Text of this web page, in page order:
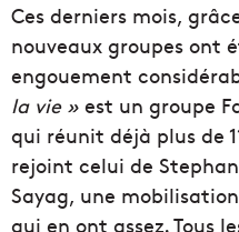
Ces derniers mois,
nouveaux groupes ont
engouement
la vie » est un groupe
qui réunit déjà plus de
rejoint celui de
Sayag, une
qui en ont assez. Tous